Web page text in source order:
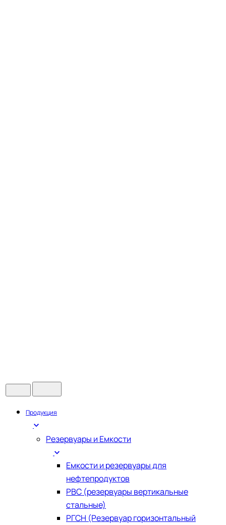
Продукция
Резервуары и Емкости
Емкости и резервуары для
нефтепродуктов
РВС (резервуары вертикальные
стальные)
РГСН (Резервуар горизонтальный